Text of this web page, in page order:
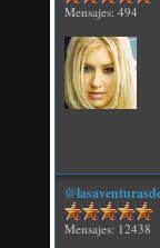
Mensajes: 494
Mensajes: 12438